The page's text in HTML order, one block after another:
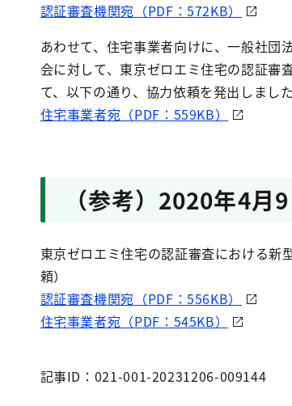
認証審査機関宛（PDF：572KB）
あわせて、住宅事業者向けに、一般社
会に対して、東京ゼロエミ住宅の認証審
て、以下の通り、協力依頼を発出しまし
住宅事業者宛（PDF：559KB）
（参考）2020年4月
東京ゼロエミ住宅の認証審査における新
頼）
認証審査機関宛（PDF：556KB）
住宅事業者宛（PDF：545KB）
記事ID：021-001-20231206-009144